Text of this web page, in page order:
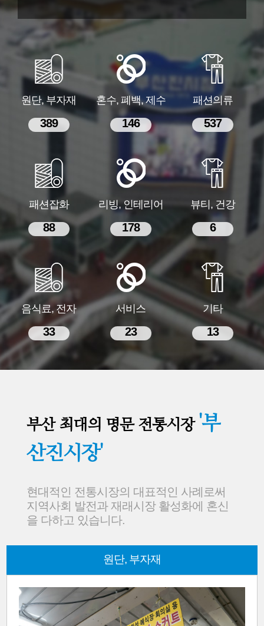
원단, 부자재
389
혼수, 폐백, 제수
146
패션의류
537
패션잡화
88
리빙, 인테리어
178
뷰티, 건강
6
음식료, 전자
33
서비스
23
기타
13
부산 최대의 명문 전통시장 '부
산진시장'
현대적인 전통시장의 대표적인 사례로써
지역사회 발전과 재래시장 활성화에 혼신
을 다하고 있습니다.
원단, 부자재